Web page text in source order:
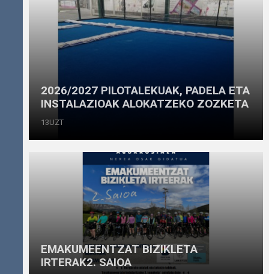
2026/2027 PILOTALEKUAK, PADELA ETA
INSTALAZIOAK ALOKATZEKO ZOZKETA
13UZT
EMAKUMEENTZAT BIZIKLETA
IRTERAK2. SAIOA